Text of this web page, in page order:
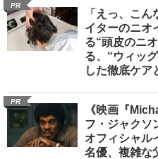
PR
「えっ、こ
イターのニ
る“頭皮のニ
る、“ウィッ
した徹底ケア
PR
《映画『
フ・ジャクソ
オフィシャル
名優、複雑な